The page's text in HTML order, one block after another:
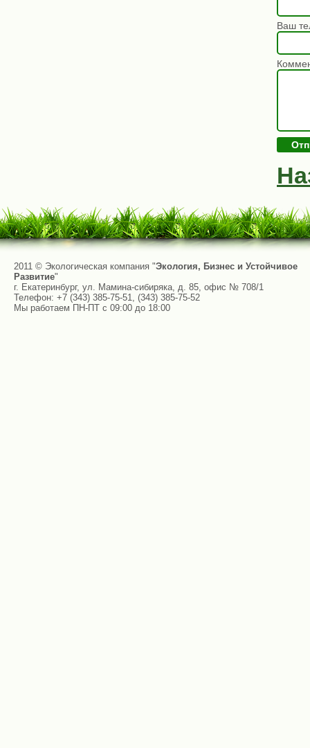
Ваш
2011 © Экологическая компания "Экология, Бизнес и Устойчивое
Развитие"
г. Екатеринбург, ул. Мамина-сибиряка, д. 85, офис № 708/1
Телефон: +7 (343) 385-75-51, (343) 385-75-52
Мы работаем ПН-ПТ с 09:00 до 18:00